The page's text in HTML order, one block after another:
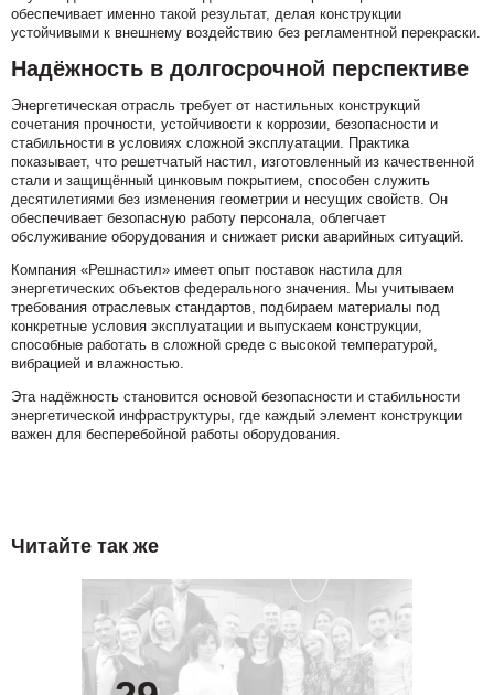
обеспечивает именно такой результат, делая конструкции
устойчивыми к внешнему воздействию без регламентной перекраски.
Надёжность в долгосрочной перспективе
Энергетическая отрасль требует от настильных конструкций
сочетания прочности, устойчивости к коррозии, безопасности и
стабильности в условиях сложной эксплуатации. Практика
показывает, что решетчатый настил, изготовленный из качественной
стали и защищённый цинковым покрытием, способен служить
десятилетиями без изменения геометрии и несущих свойств. Он
обеспечивает безопасную работу персонала, облегчает
обслуживание оборудования и снижает риски аварийных ситуаций.
Компания «Решнастил» имеет опыт поставок настила для
энергетических объектов федерального значения. Мы учитываем
требования отраслевых стандартов, подбираем материалы под
конкретные условия эксплуатации и выпускаем конструкции,
способные работать в сложной среде с высокой температурой,
вибрацией и влажностью.
Эта надёжность становится основой безопасности и стабильности
энергетической инфраструктуры, где каждый элемент конструкции
важен для бесперебойной работы оборудования.
Читайте так же